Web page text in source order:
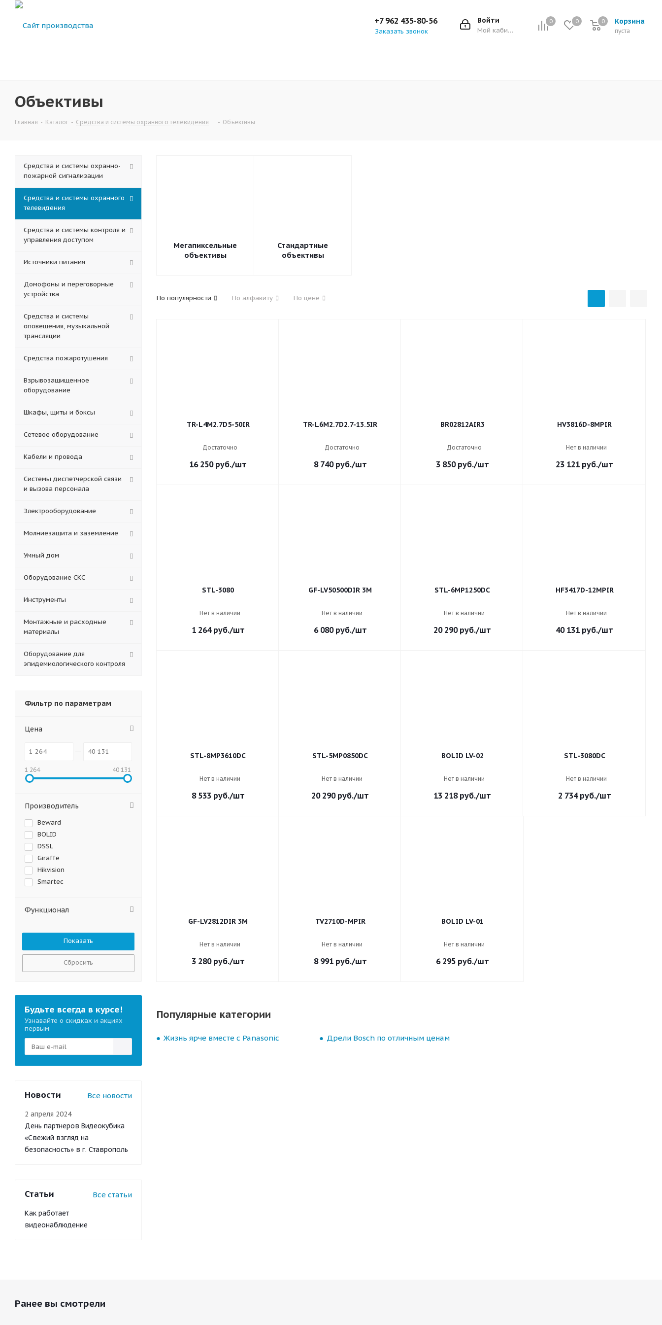
0 0 Корзина
0
пуста
0
Войти
Мой кабинет
+7 962 435-80-56
Заказать звонок
Объективы
Главная - Каталог - Средства и системы охранного телевидения - Объективы
Мегапиксельные
объективы
Стандартные
объективы
По популярности По алфавиту По цене
TR-L4M2.7D5-50IR
Достаточно
16 250руб./шт
TR-L6M2.7D2.7-13.5IR
Достаточно
8 740руб./шт
BR02812AIR3
Достаточно
3 850руб./шт
HV3816D-8MPIR
Нет в наличии
23 121 руб./шт
STL-3080
Нет в наличии
1 264руб./шт
GF-LV50500DIR 3M
Нет в наличии
6 080руб./шт
STL-6MP1250DC
Нет в наличии
20 290руб./шт
HF3417D-12MPIR
Нет в наличии
40 131 руб./шт
STL-8MP3610DC
Нет в наличии
8 533руб./шт
STL-5MP0850DC
Нет в наличии
20 290руб./шт
BOLID LV-02
Нет в наличии
13 218руб./шт
STL-3080DC
Нет в наличии
2 734руб./шт
GF-LV2812DIR 3M
Нет в наличии
3 280руб./шт
TV2710D-MPIR
Нет в наличии
8 991руб./шт
BOLID LV-01
Нет в наличии
6 295руб./шт
Популярные категории
Жизнь ярче вместе с Panasonic Дрели Bosch по отличным ценам
Средства и системы охранно-
пожарной сигнализации
Средства и системы охранного
телевидения
Средства и системы контроля и
управления доступом
Источники питания
Домофоны и переговорные
устройства
Средства и системы
оповещения, музыкальной
трансляции
Средства пожаротушения
Взрывозащищенное
оборудование
Шкафы, щиты и боксы
Сетевое оборудование
Кабели и провода
Системы диспетчерской связи
и вызова персонала
Электрооборудование
Молниезащита и заземление
Умный дом
Оборудование СКС
Инструменты
Монтажные и расходные
материалы
Оборудование для
эпидемиологического контроля
Фильтр по параметрам
Цена
1 264 40 131
Производитель
Beward
BOLID
DSSL
Giraffe
Hikvision
Smartec
Функционал
Сбросить
Будьте всегда в курсе!
Узнавайте о скидках и акциях
первым
Новости Все новости
2 апреля 2024
День партнеров Видеокубика
«Свежий взгляд на
безопасность» в г. Ставрополь
Статьи Все статьи
Как работает
видеонаблюдение
Ранее вы смотрели